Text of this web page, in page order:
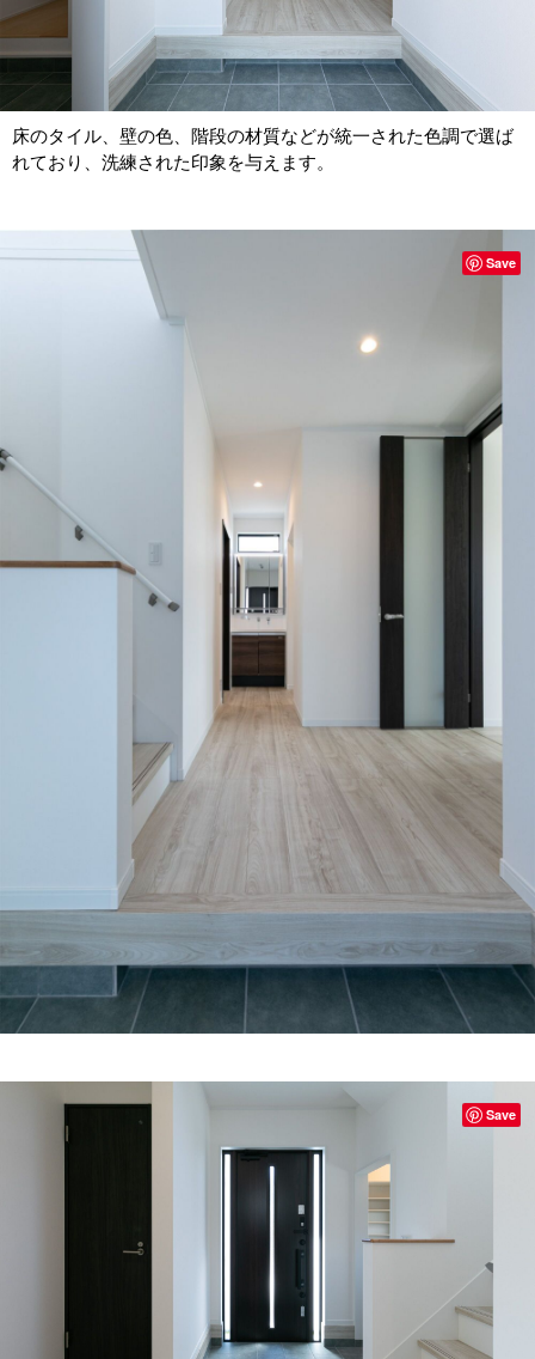
床のタイル、壁の色、階段の材質などが統一された色調で選ば
れており、洗練された印象を与えます。
Save
Save